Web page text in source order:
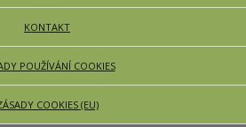
KONTAKT
POUŽÍVÁNÍ COOKIES
COOKIES (EU)